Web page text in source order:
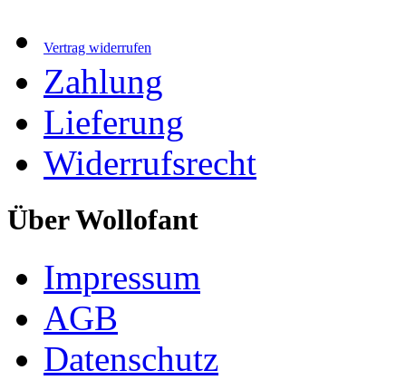
Vertrag widerrufen
Zahlung
Lieferung
Widerrufsrecht
Über Wollofant
Impressum
AGB
Datenschutz